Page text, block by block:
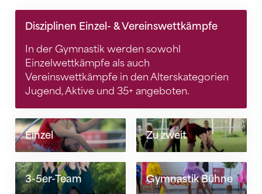
Disziplinen Einzel- & Vereinswettkämpfe
In der Gymnastik werden sowohl
Einzelwettkämpfe als auch
Vereinswettkämpfe in den Alterskategorien
Jugend, Aktive und 35+ angeboten.
Einzel Zu zweit
3-5er-Team Gymnastik Bühne